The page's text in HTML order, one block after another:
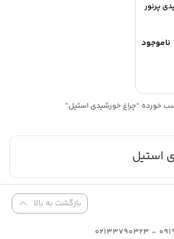
پرنور
ناموجود
خورده “چراغ خورشیدی استیل”
استیل
بازگشت به بالا